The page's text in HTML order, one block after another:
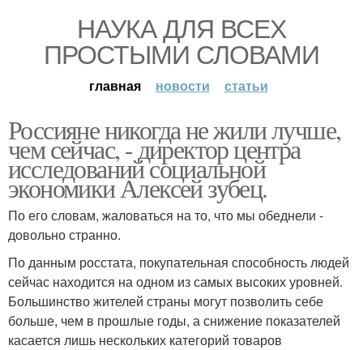
НАУКА ДЛЯ ВСЕХ
ПРОСТЫМИ СЛОВАМИ
главная новости статьи
Россияне никогда не жили лучше,
чем сейчас, - директор центра
исследований социальной
экономики Алексей зубец.
По его словам, жаловаться на то, что мы обеднели -
довольно странно.
По данным росстата, покупательная способность людей
сейчас находится на одном из самых высоких уровней.
Большинство жителей страны могут позволить себе
больше, чем в прошлые годы, а снижение показателей
касается лишь нескольких категорий товаров